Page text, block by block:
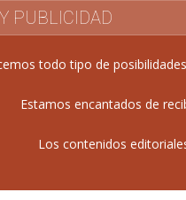
PUBLICIDAD
todo tipo de
Estamos encantados de
Los contenidos